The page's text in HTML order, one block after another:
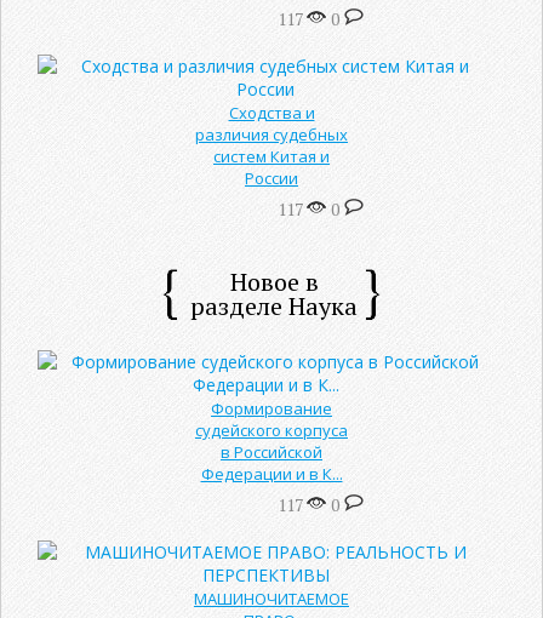
117 0
Сходства и
различия судебных
систем Китая и
России
117 0
Новое в
разделе Наука
Формирование
судейского корпуса
в Российской
Федерации и в К...
117 0
МАШИНОЧИТАЕМОЕ